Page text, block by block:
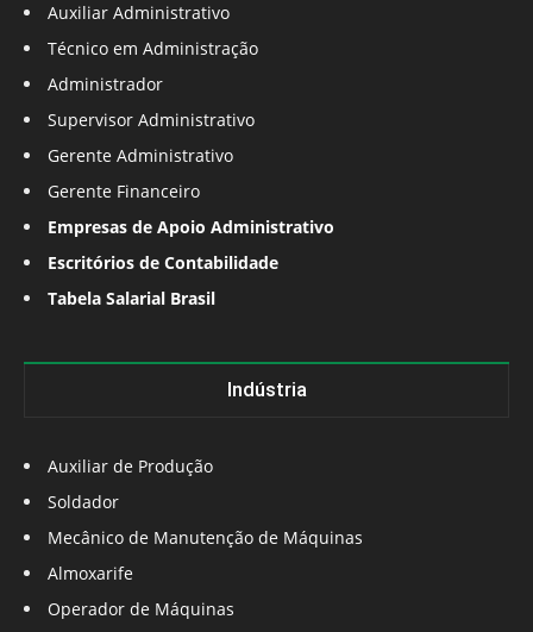
Auxiliar Administrativo
Técnico em Administração
Administrador
Supervisor Administrativo
Gerente Administrativo
Gerente Financeiro
Empresas de Apoio Administrativo
Escritórios de Contabilidade
Tabela Salarial Brasil
Indústria
Auxiliar de Produção
Soldador
Mecânico de Manutenção de Máquinas
Almoxarife
Operador de Máquinas